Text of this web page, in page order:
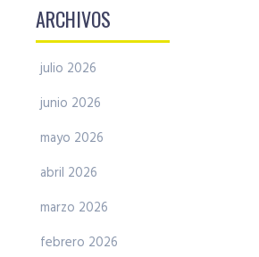
ARCHIVOS
julio 2026
junio 2026
mayo 2026
abril 2026
marzo 2026
febrero 2026